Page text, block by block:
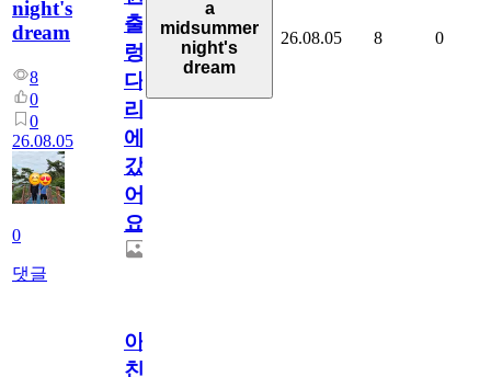
night's
dream
8
0
0
26.08.05
0
댓글
출
렁
다
리
에
갔
어
요.
a
midsummer
night's
dream
26.08.05 8 0
아.
친